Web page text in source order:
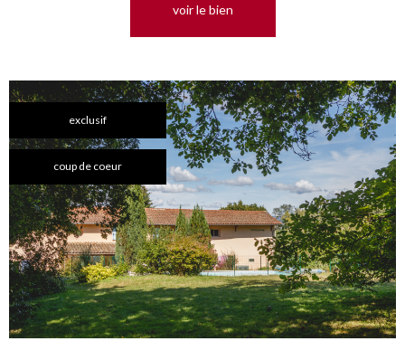
voir le bien
exclusif
coup de coeur